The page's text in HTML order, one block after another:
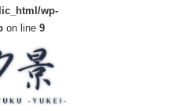
wp-
on line 9